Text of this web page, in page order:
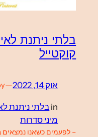
קוקטייל
אוק 14, 2022 —
in בלתי ניתנת
מיני סדרות
– לפעמים כשאנו נמצאים